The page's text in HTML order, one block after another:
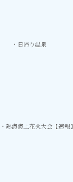
日帰り温泉
熱海海上花火大会【速報】